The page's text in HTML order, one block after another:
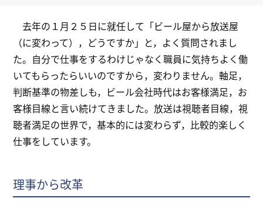
去年の１月２５日に就任して「ビール屋から放送屋
（に変わって），どうですか」と，よく質問されまし
た。自分で仕事をするわけじゃなく職員に気持ちよく働
いてもらったらいいのですから，変わりません。軸足，
判断基準の物差しも，ビール会社時代はお客様満足，お
客様目線と言い続けてきました。放送は視聴者目線，視
聴者満足の世界で，基本的には変わらず，比較的楽しく
仕事をしています。
理事から改革